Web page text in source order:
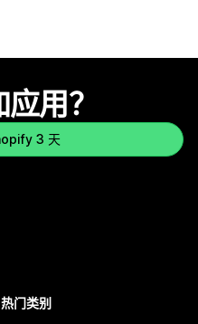
用？
3 天
热门类别